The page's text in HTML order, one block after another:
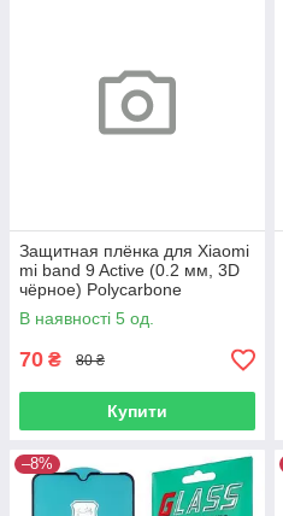
Защитная плёнка для Xiaomi
mi band 9 Active (0.2 мм, 3D
чёрное) Polycarbone
В наявності 5 од.
70 ₴ 80 ₴
Купити
–8%